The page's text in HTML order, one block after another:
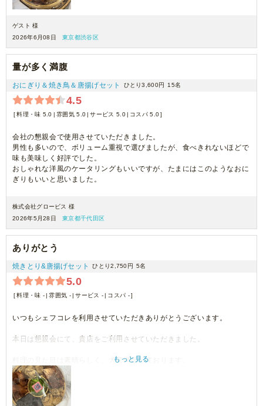
ゲスト 様
2026年6月08日
東京都渋谷区
量が多く満腹
おにぎり＆焼き鳥＆唐揚げセット ひとり3,600円 15名
4.5
料理・味 5.0 雰囲気 5.0 サービス 5.0 コスパ 5.0
会社の懇親会で使用させていただきました。
男性も多いので、ボリューム重視で選びましたが、食べきれないほどで
味も美味しく好評でした。
おしゃれな洋風のケータリングもいいですが、たまにはこのようなおに
ぎりもいいと思いました。
株式会社グロービス 様
2026年5月28日
東京都千代田区
ありがとう
焼きとり&唐揚げセット ひとり2,750円 5名
5.0
料理・味 - 雰囲気 - サービス - コスパ -
いつもシェフコレを利用させていただきありがとうございます。
本日は懇親会にて、貴店をご利用させていただきました。
料理の見た目は素晴らしく、大変満足しております。
機会がございましたら、ぜひまたご利用させていただきます。
もっと見る